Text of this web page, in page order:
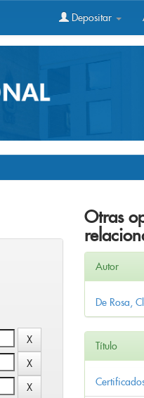
Depositar
Otras
Autor
De Rosa,
Título